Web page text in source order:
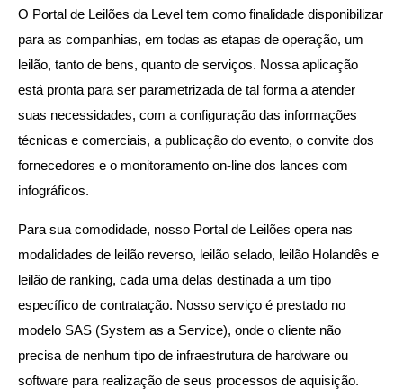
O Portal de Leilões da Level tem como finalidade disponibilizar
para as companhias, em todas as etapas de operação, um
leilão, tanto de bens, quanto de serviços. Nossa aplicação
está pronta para ser parametrizada de tal forma a atender
suas necessidades, com a configuração das informações
técnicas e comerciais, a publicação do evento, o convite dos
fornecedores e o monitoramento on-line dos lances com
infográficos.
Para sua comodidade, nosso Portal de Leilões opera nas
modalidades de leilão reverso, leilão selado, leilão Holandês e
leilão de ranking, cada uma delas destinada a um tipo
específico de contratação. Nosso serviço é prestado no
modelo SAS (System as a Service), onde o cliente não
precisa de nenhum tipo de infraestrutura de hardware ou
software para realização de seus processos de aquisição.